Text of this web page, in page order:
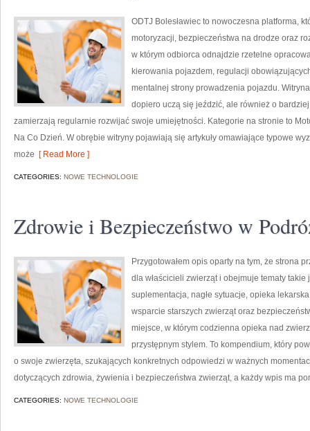
ODTJ Bolesławiec to nowoczesna platforma,
motoryzacji, bezpieczeństwa na drodze oraz
w którym odbiorca odnajdzie rzetelne
kierowania pojazdem, regulacji
mentalnej strony prowadzenia pojazdu.
dopiero uczą się jeździć, ale również o
zamierzają regularnie rozwijać swoje umiejętności. Kategorie na stronie to
Na Co Dzień. W obrębie witryny pojawiają się artykuły omawiające typowe
może [ Read More ]
CATEGORIES: NOWE TECHNOLOGIE
Zdrowie i Bezpieczeństwo w
Przygotowałem opis oparty na tym, że strona
dla właścicieli zwierząt i obejmuje tematy
suplementacja, nagłe sytuacje, opieka
wsparcie starszych zwierząt oraz
miejsce, w którym codzienna opieka nad
przystępnym stylem. To kompendium, który
o swoje zwierzęta, szukających konkretnych odpowiedzi w ważnych
dotyczących zdrowia, żywienia i bezpieczeństwa zwierząt, a każdy wpis ma
CATEGORIES: NOWE TECHNOLOGIE